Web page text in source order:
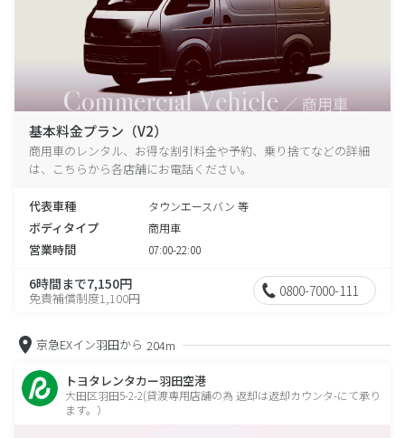
基本料金プラン（V2）
商用車のレンタル、お得な割引料金や予約、乗り捨てなどの詳細
は、こちらから各店舗にお電話ください。
代表車種 タウンエースバン 等
ボディタイプ 商用車
営業時間 07:00-22:00
6時間まで7,150円
免責補償制度1,100円 0800-7000-111
京急EXイン羽田から 204m
トヨタレンタカー羽田空港
大田区羽田5-2-2(貸渡専用店舗の為 返却は返却カウンタ-にて承り
ます。）